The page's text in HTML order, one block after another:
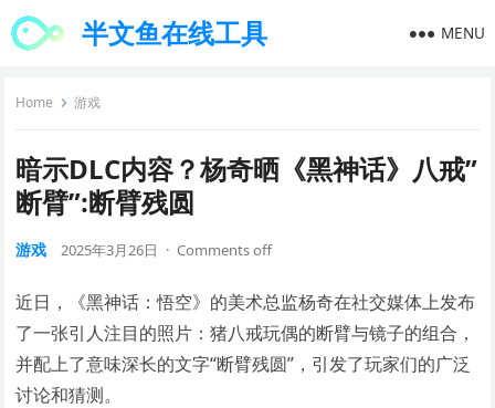
半文鱼在线工具 MENU
Home 游戏
暗示DLC内容？杨奇晒《黑神话》八戒”
断臂”:断臂残圆
游戏 2025年3月26日 · Comments off
近日，《黑神话：悟空》的美术总监杨奇在社交媒体上发布
了一张引人注目的照片：猪八戒玩偶的断臂与镜子的组合，
并配上了意味深长的文字“断臂残圆”，引发了玩家们的广泛
讨论和猜测。